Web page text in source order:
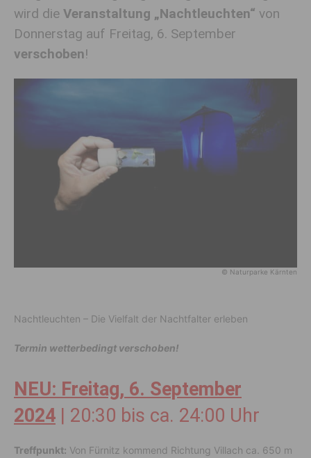
wird die Veranstaltung „Nachtleuchten“ von
Donnerstag auf Freitag, 6. September
verschoben!
© Naturparke Kärnten
Nachtleuchten – Die Vielfalt der Nachtfalter erleben
Termin wetterbedingt verschoben!
NEU: Freitag, 6. September
2024
| 20:30 bis ca. 24:00 Uhr
Treffpunkt: Von Fürnitz kommend Richtung Villach ca. 650 m